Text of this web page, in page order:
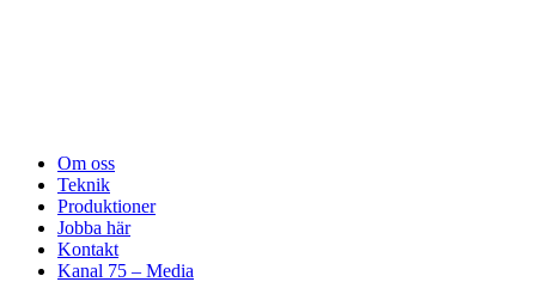
Om oss
Teknik
Produktioner
Jobba här
Kontakt
Kanal 75 – Media